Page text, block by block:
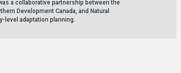
a collaborative partnership between the
Development Canada, and Natural
level adaptation planning.